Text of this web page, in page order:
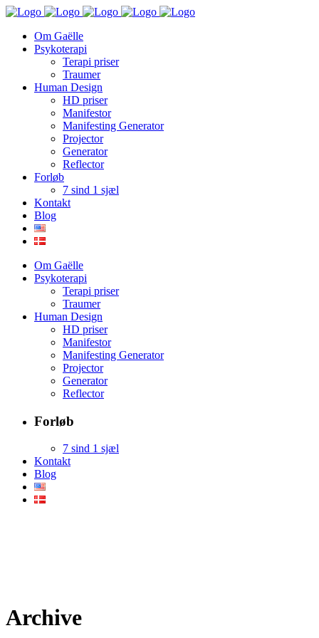
Om Gaëlle
Psykoterapi
Terapi priser
Traumer
Human Design
HD priser
Manifestor
Manifesting Generator
Projector
Generator
Reflector
Forløb
7 sind 1 sjæl
Kontakt
Blog
Om Gaëlle
Psykoterapi
Terapi priser
Traumer
Human Design
HD priser
Manifestor
Manifesting Generator
Projector
Generator
Reflector
Forløb
7 sind 1 sjæl
Kontakt
Blog
Archive